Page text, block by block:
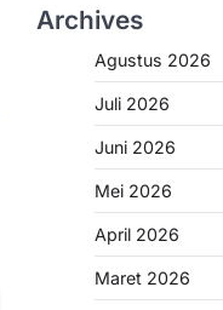
Archives
Agustus 2026
Juli 2026
Juni 2026
Mei 2026
April 2026
Maret 2026